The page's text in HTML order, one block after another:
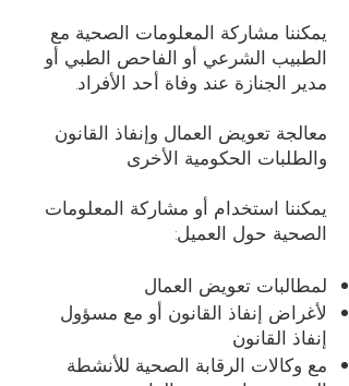
يمكننا مشاركة المعلومات الصحية مع
الطبيب الشرعي أو الفاحص الطبي أو
مدير الجنازة عند وفاة أحد الأفراد.
معالجة تعويض العمال وإنفاذ القانون
والطلبات الحكومية الأخرى
يمكننا استخدام أو مشاركة المعلومات
الصحية حول العميل:
لمطالبات تعويض العمال
لأغراض إنفاذ القانون أو مع مسؤول
إنفاذ القانون
مع وكالات الرقابة الصحية للأنشطة